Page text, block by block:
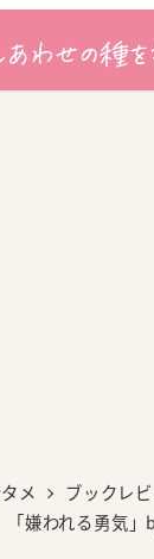
メ ブックレ
嫌われる勇気」